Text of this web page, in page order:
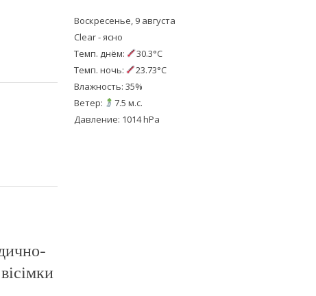
Воскресенье, 9 августа
Clear - ясно
Темп. днём:
30.3°C
Темп. ночь:
23.73°C
Влажность: 35%
Ветер:
7.5 м.с.
Давление: 1014 hPa